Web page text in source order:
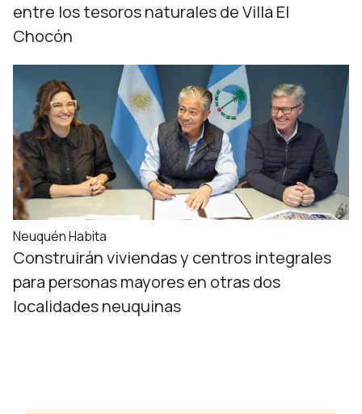
entre los tesoros naturales de Villa El
Chocón
Neuquén Habita
Construirán viviendas y centros integrales
para personas mayores en otras dos
localidades neuquinas